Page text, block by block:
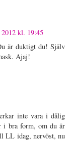
2012 kl. 19:45
är duktigt du! Själv
Ajaj!
inte vara i dålig
i bra form, om du är
LL idag, nervöst, nu